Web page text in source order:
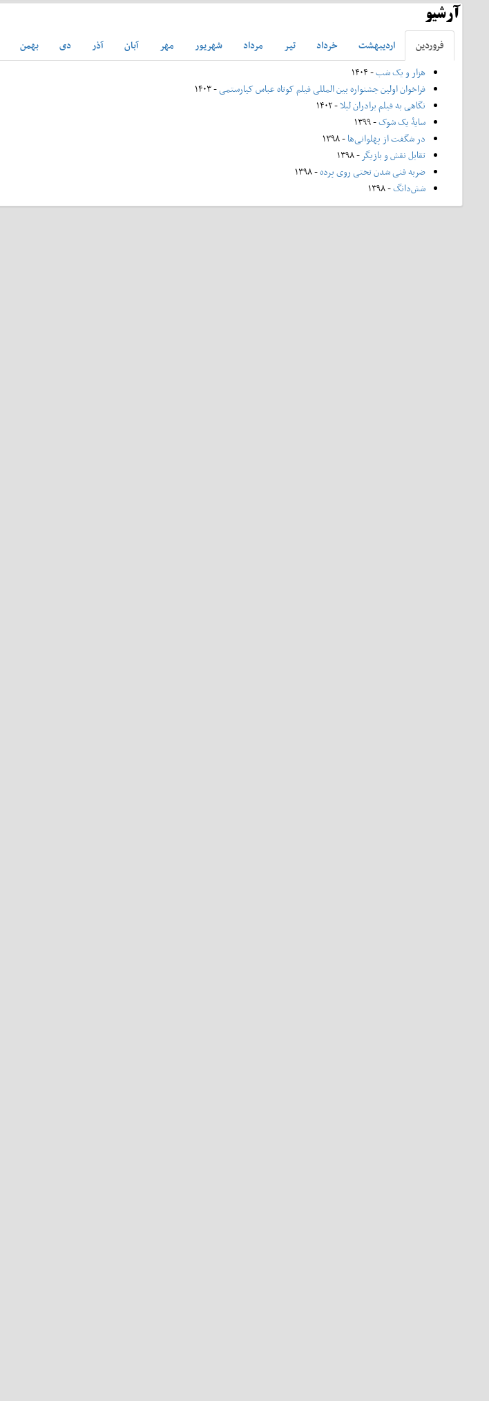
آرشیو
فروردين ارديبهشت خرداد تير مرداد شهريور مهر آبان آذر دی بهمن
هزار و یک شب- ۱۴۰۴
فراخوان اولین جشنواره بین المللی فیلم کوتاه عباس کیارستمی- ۱۴۰۳
نگاهی به فیلم برادران لیلا- ۱۴۰۲
سایۀ یک شوک- ۱۳۹۹
در شگفت از پهلوانی‌ها- ۱۳۹۸
تقابل نقش و بازیگر - ۱۳۹۸
ضربه فنی شدن تختی روی پرده- ۱۳۹۸
شش‌دانگ- ۱۳۹۸